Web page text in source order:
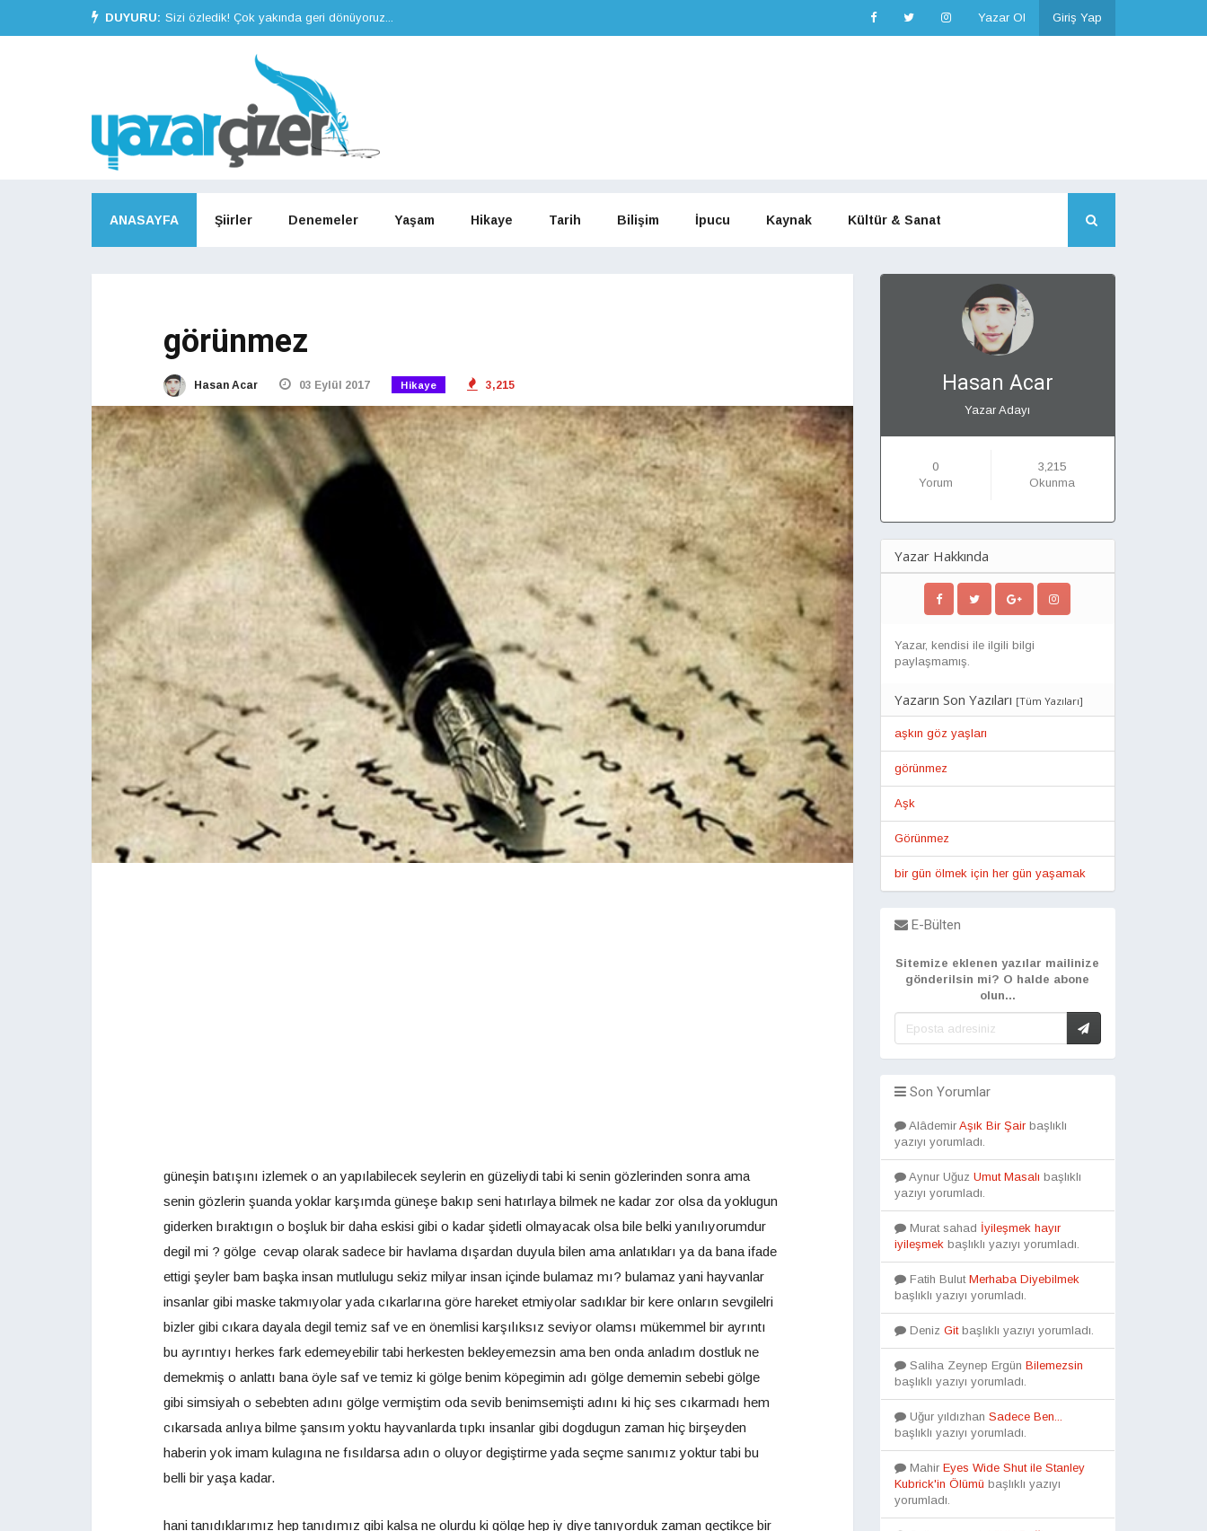
DUYURU: Sizi özledik! Çok yakında geri dönüyoruz... Yazar Ol Giriş Yap
ANASAYFA Şiirler Denemeler Yaşam Hikaye Tarih Bilişim İpucu Kaynak Kültür & Sanat
görünmez
Hasan Acar 03 Eylül 2017 Hikaye 3,215
güneşin batışını izlemek o an yapılabilecek seylerin en güzeliydi tabi ki senin gözlerinden sonra ama
senin gözlerin şuanda yoklar karşımda güneşe bakıp seni hatırlaya bilmek ne kadar zor olsa da yoklugun
giderken bıraktıgın o boşluk bir daha eskisi gibi o kadar şidetli olmayacak olsa bile belki yanılıyorumdur
degil mi ? gölge cevap olarak sadece bir havlama dışardan duyula bilen ama anlatıkları ya da bana ifade
ettigi şeyler bam başka insan mutlulugu sekiz milyar insan içinde bulamaz mı? bulamaz yani hayvanlar
insanlar gibi maske takmıyolar yada cıkarlarına göre hareket etmiyolar sadıklar bir kere onların sevgilelri
bizler gibi cıkara dayala degil temiz saf ve en önemlisi karşılıksız seviyor olamsı mükemmel bir ayrıntı
bu ayrıntıyı herkes fark edemeyebilir tabi herkesten bekleyemezsin ama ben onda anladım dostluk ne
demekmiş o anlattı bana öyle saf ve temiz ki gölge benim köpegimin adı gölge dememin sebebi gölge
gibi simsiyah o sebebten adını gölge vermiştim oda sevib benimsemişti adını ki hiç ses cıkarmadı hem
cıkarsada anlıya bilme şansım yoktu hayvanlarda tıpkı insanlar gibi dogdugun zaman hiç birşeyden
haberin yok imam kulagına ne fısıldarsa adın o oluyor degiştirme yada seçme sanımız yoktur tabi bu
belli bir yaşa kadar.
hani tanıdıklarımız hep tanıdımız gibi kalsa ne olurdu ki gölge hep iy diye tanıyorduk zaman geçtikçe bir
Hasan Acar
Yazar Adayı
0
Yorum
3,215
Okunma
Yazar Hakkında
Yazar, kendisi ile ilgili bilgi
paylaşmamış.
Yazarın Son Yazıları [Tüm Yazıları]
aşkın göz yaşları
görünmez
Aşk
Görünmez
bir gün ölmek için her gün yaşamak
E-Bülten
Sitemize eklenen yazılar mailinize
gönderilsin mi? O halde abone
olun...
Son Yorumlar
Alâdemir Aşık Bir Şairbaşlıklı
yazıyı yorumladı.
Aynur Uğuz Umut Masalı başlıklı
yazıyı yorumladı.
Murat sahad İyileşmek hayır
iyileşmekbaşlıklı yazıyı yorumladı.
Fatih Bulut Merhaba Diyebilmek
başlıklı yazıyı yorumladı.
Deniz Gitbaşlıklı yazıyı yorumladı.
Saliha Zeynep Ergün Bilemezsin
başlıklı yazıyı yorumladı.
Uğur yıldızhan Sadece Ben...
başlıklı yazıyı yorumladı.
Mahir Eyes Wide Shut ile Stanley
Kubrick'in Ölümü başlıklı yazıyı
yorumladı.